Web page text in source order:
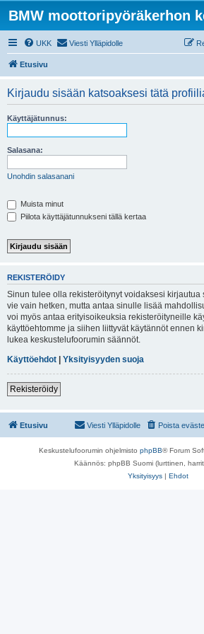
BMW moottoripyöräkerhon
UKK Viesti Ylläpidolle
Etusivu
Kirjaudu sisään katsoaksesi tätä
Käyttäjätunnus:
Salasana:
Unohdin salasanani
Muista minut
Piilota käyttäjätunnukseni tällä kertaa
REKISTERÖIDY
Sinun tulee olla rekisteröitynyt voidaksesi kirjautua
vie vain hetken, mutta antaa sinulle lisää
voi myös antaa erityisoikeuksia rekisteröityneille
käyttöehtomme ja siihen liittyvät käytännöt ennen
lukea keskustelufoorumin säännöt.
Käyttöehdot | Yksityisyyden suoja
Rekisteröidy
Etusivu Poista
Viesti Ylläpidolle
Keskustelufoorumin ohjelmisto phpBB® Forum
Käännös: phpBB Suomi (lurttinen,
Yksityisyys | Ehdot